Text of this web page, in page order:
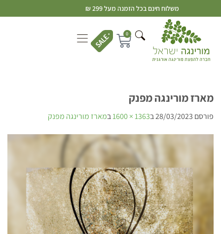
משלוח חינם בכל הזמנה מעל 299 ₪
0
מארז מורינגה מפנק
פורסם 28/03/2023ב1363 × 1600 במארז מורינגה מפנק